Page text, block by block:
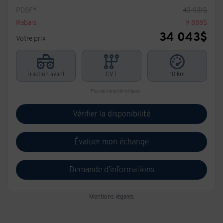
PDSF*
43 931$
Rabais
9 888$
Votre prix
34 043$
Traction avant CVT 10 km
Plus de caractéristiques
Vérifier la disponibilité
Évaluer mon échange
Demande d'informations
Mentions légales